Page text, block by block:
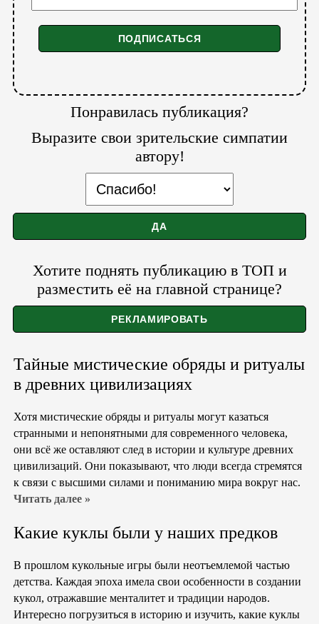
Понравилась публикация?
Выразите свои зрительские симпатии
автору!
Хотите поднять публикацию в ТОП и
разместить её на главной странице?
Тайные мистические обряды и ритуалы
в древних цивилизациях
Хотя мистические обряды и ритуалы могут казаться
странными и непонятными для современного человека,
они всё же оставляют след в истории и культуре древних
цивилизаций. Они показывают, что люди всегда стремятся
к связи с высшими силами и пониманию мира вокруг нас.
Читать далее »
Какие куклы были у наших предков
В прошлом кукольные игры были неотъемлемой частью
детства. Каждая эпоха имела свои особенности в создании
кукол, отражавшие менталитет и традиции народов.
Интересно погрузиться в историю и изучить, какие куклы